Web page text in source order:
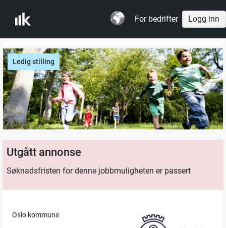
For bedrifter Logg inn
Ledig stilling
Utgått annonse
Søknadsfristen for denne jobbmuligheten er passert
Oslo kommune